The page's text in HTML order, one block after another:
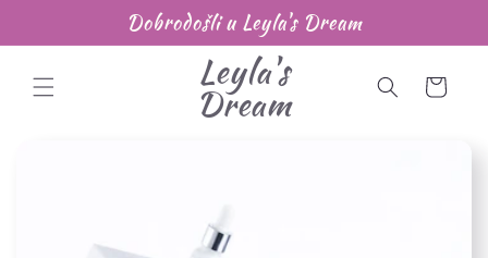
sadržaj
Dobrodošli u Leyla's Dream
Leyla's
Dream Korpa